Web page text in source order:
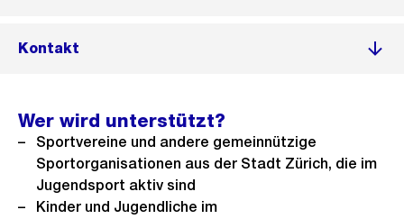
Kontakt
Wer wird unterstützt?
Sportvereine und andere gemeinnützige
Sportorganisationen aus der Stadt Zürich, die im
Jugendsport aktiv sind
Kinder und Jugendliche im